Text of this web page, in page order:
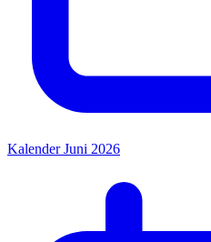
Kalender Juni 2026